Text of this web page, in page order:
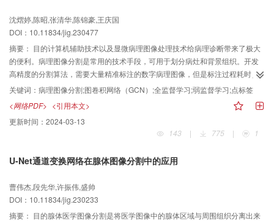
根分割方面，这些模块能够显著提高分割的精度。为了进一步提升分割算法的
性能，还引入了联合损失函数，该损失函数综合考虑了像素级、局部级和全局
级3个方向的牙齿边缘分割，以提高算法的准确性和稳健性。结果实验在数据集
上对MF-CA Net模型与6种主流方法进行了比较。实验结果表明，相较于其他分
割方法，MF-CA Net模型在各项评价指标上都取得了显著的提升。尽管在精度
（accuracy）指标上稍低于DeeplabV3+，但在Dice评价指标上达到了0.949 5
对比U-Net提高了约16%。此外，平均交并比（mean intersection-over-
union，mIoU）指标提升了3%～11%，F2值提升了5%。结论本文提出的MF-
CA Net网络模型可以实现对牙齿的精确分割。
沈熠婷,陈昭,张清华,陈锦豪,王庆国
DOI：10.11834/jig.230477
摘要： 目的计算机辅助技术以及显微病理图像处理技术给病理诊断带来了极大
的便利。病理图像分割是常用的技术手段，可用于划分病灶和背景组织。开发
高精度的分割算法，需要大量精准标注的数字病理图像，但是标注过程耗时费
力，具有精准标注的病理图像稀少。而且，病理图像非常复杂，对病理组织分
割算法的鲁棒性和泛化性要求极高。因此，本文提出一种基于图网络的病理图
像分割框架。方法该框架有全监督图网络（full supervised graph network，
FSGNet）和弱监督图网络（weakly supervised graph network，WSGNet）两
种模式，以适应不同标注量的数据集以及多种应用场景的精度需求。通过图网
超像素级推理，仅需要稀疏点标注就能分割病理组织。结果本文在两个公开数
部分）、CRAG（colorectal adenocarcinoma gland）和一个私有数据集
LUSC（lung squamous cell carcinoma）上进行测试。最终，本文所提框架的
两种模式在3个数据集中整体像素级分类精度（overall accuracy，OA）和Dice
关键词： 病理图像分割;图卷积网络（GCN）;全监督学习;弱监督学习;点标签
<网络PDF> <引用本文>
更新时间： 2024-03-13
143
| 775 | 1
U-Net通道变换网络在腺体图像分割中的应用
曹伟杰,段先华,许振伟,盛帅
DOI：10.11834/jig.230233
摘要： 目的腺体医学图像分割是将医学图像中的腺体区域与周围组织分离出来